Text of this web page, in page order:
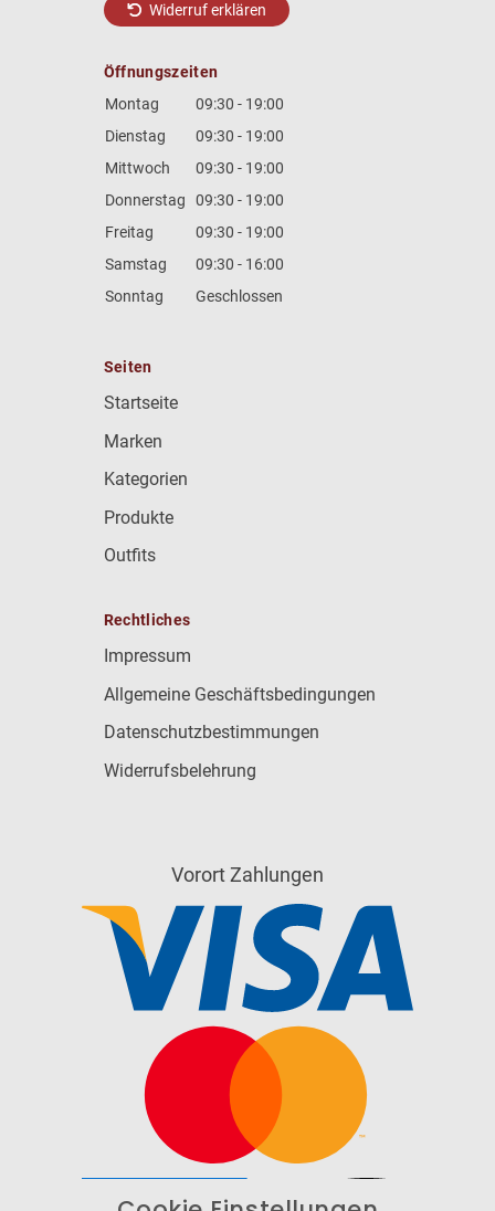
Widerruf erklären
Öffnungszeiten
Montag
09:30 - 19:00
Dienstag
09:30 - 19:00
Mittwoch
09:30 - 19:00
Donnerstag
09:30 - 19:00
Freitag
09:30 - 19:00
Samstag
09:30 - 16:00
Sonntag
Geschlossen
Seiten
Startseite
Marken
Kategorien
Produkte
Outfits
Rechtliches
Impressum
Allgemeine Geschäftsbedingungen
Datenschutzbestimmungen
Widerrufsbelehrung
Vorort Zahlungen